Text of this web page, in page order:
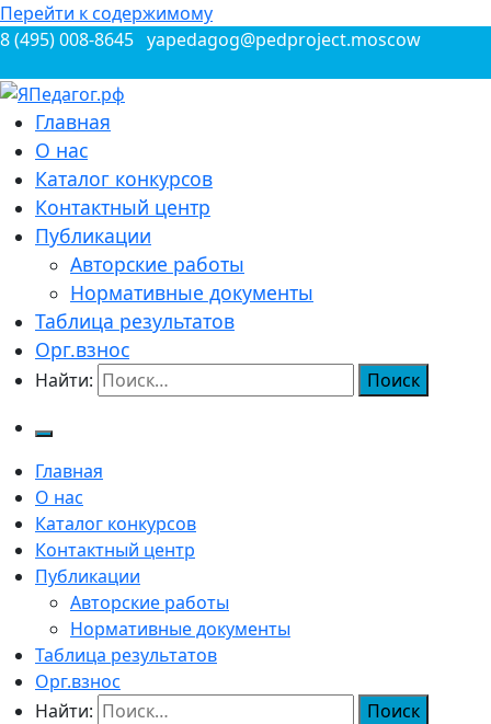
Перейти к содержимому
8 (495) 008-8645 yapedagog@pedproject.moscow
ЯПедагог.рф
Всероссийские конкурсы для педагогов
Главная
О нас
Каталог конкурсов
Контактный центр
Публикации
Авторские работы
Нормативные документы
Таблица результатов
Орг.взнос
Найти:
Главная
О нас
Каталог конкурсов
Контактный центр
Публикации
Авторские работы
Нормативные документы
Таблица результатов
Орг.взнос
Найти: